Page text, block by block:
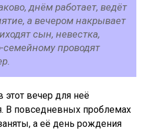
днём работает, ведёт
а вечером накрывает
сын, невестка,
семейному проводят
этот вечер для неё
В повседневных проблемах
а её день рождения